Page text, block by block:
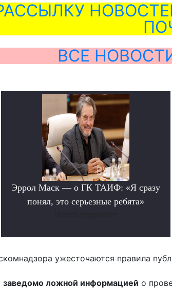
ВСЕ
Эррол Маск — о ГК ТАИФ: «Я сразу
понял, это серьезные ребята»
ужесточаются правила
заведомо ложной информацией о